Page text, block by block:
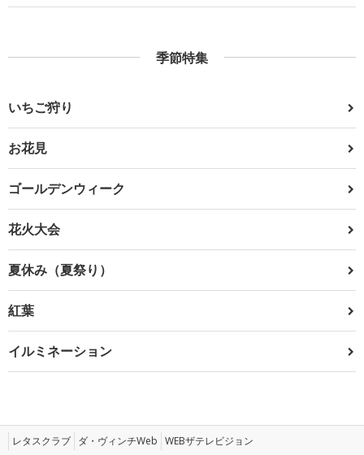
季節特集
いちご狩り
お花見
ゴールデンウィーク
花火大会
夏休み（夏祭り）
紅葉
イルミネーション
レタスクラブ ダ・ヴィンチWeb WEBザテレビジョン